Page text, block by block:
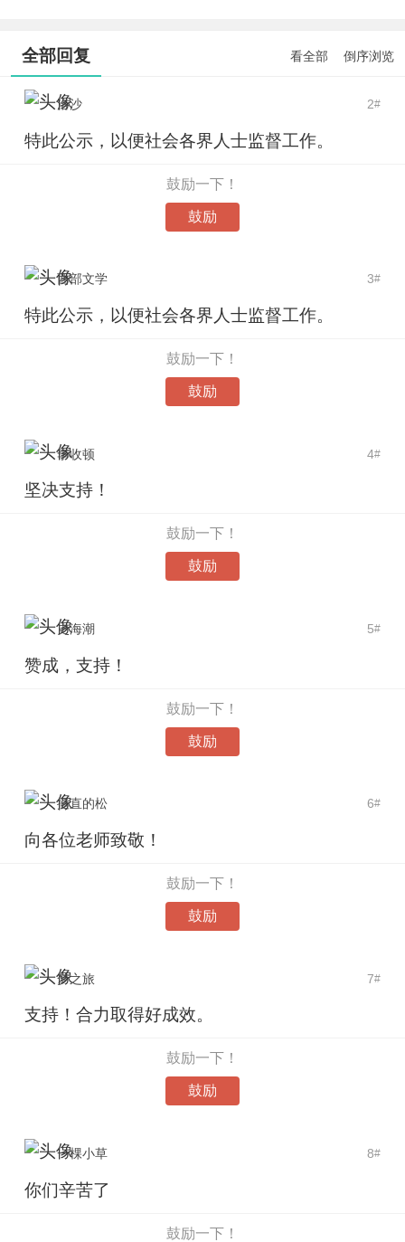
全部回复 看全部 倒序浏览
2#
洛沙
特此公示，以便社会各界人士监督工作。
鼓励一下！
鼓励
3#
西部文学
特此公示，以便社会各界人士监督工作。
鼓励一下！
鼓励
4#
李收顿
坚决支持！
鼓励一下！
鼓励
5#
史海潮
赞成，支持！
鼓励一下！
鼓励
6#
挺直的松
向各位老师致敬！
鼓励一下！
鼓励
7#
梦之旅
支持！合力取得好成效。
鼓励一下！
鼓励
8#
一棵小草
你们辛苦了
鼓励一下！